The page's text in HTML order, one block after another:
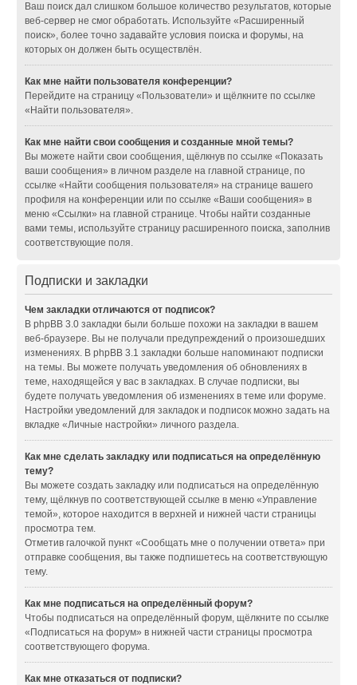
Ваш поиск дал слишком большое количество результатов, которые
веб-сервер не смог обработать. Используйте «Расширенный
поиск», более точно задавайте условия поиска и форумы, на
которых он должен быть осуществлён.
Как мне найти пользователя конференции?
Перейдите на страницу «Пользователи» и щёлкните по ссылке
«Найти пользователя».
Как мне найти свои сообщения и созданные мной темы?
Вы можете найти свои сообщения, щёлкнув по ссылке «Показать
ваши сообщения» в личном разделе на главной странице, по
ссылке «Найти сообщения пользователя» на странице вашего
профиля на конференции или по ссылке «Ваши сообщения» в
меню «Ссылки» на главной странице. Чтобы найти созданные
вами темы, используйте страницу расширенного поиска, заполнив
соответствующие поля.
Подписки и закладки
Чем закладки отличаются от подписок?
В phpBB 3.0 закладки были больше похожи на закладки в вашем
веб-браузере. Вы не получали предупреждений о произошедших
изменениях. В phpBB 3.1 закладки больше напоминают подписки
на темы. Вы можете получать уведомления об обновлениях в
теме, находящейся у вас в закладках. В случае подписки, вы
будете получать уведомления об изменениях в теме или форуме.
Настройки уведомлений для закладок и подписок можно задать на
вкладке «Личные настройки» личного раздела.
Как мне сделать закладку или подписаться на определённую
тему?
Вы можете создать закладку или подписаться на определённую
тему, щёлкнув по соответствующей ссылке в меню «Управление
темой», которое находится в верхней и нижней части страницы
просмотра тем.
Отметив галочкой пункт «Сообщать мне о получении ответа» при
отправке сообщения, вы также подпишетесь на соответствующую
тему.
Как мне подписаться на определённый форум?
Чтобы подписаться на определённый форум, щёлкните по ссылке
«Подписаться на форум» в нижней части страницы просмотра
соответствующего форума.
Как мне отказаться от подписки?